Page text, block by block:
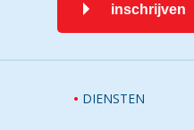
inschrijven
DIENSTEN